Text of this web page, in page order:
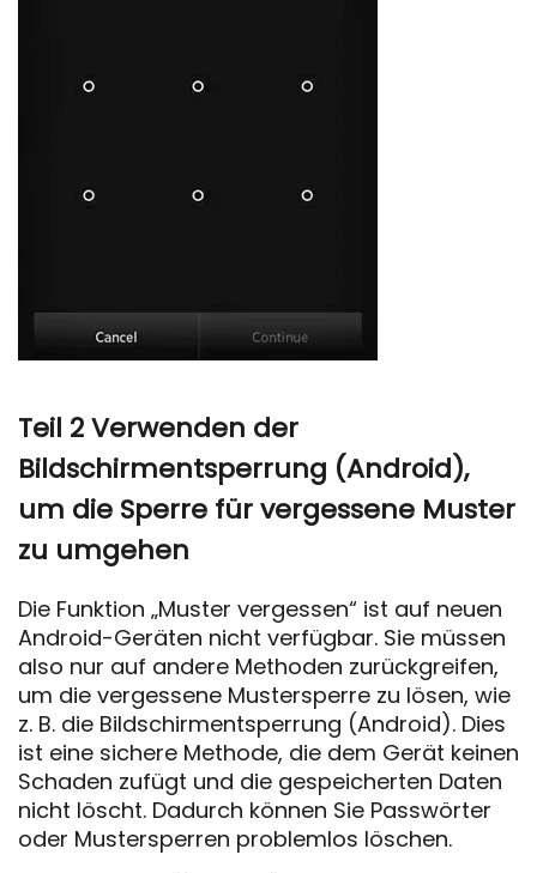
Teil 2 Verwenden der
Bildschirmentsperrung (Android),
um die Sperre für vergessene Muster
zu umgehen
Die Funktion „Muster vergessen“ ist auf neuen
Android-Geräten nicht verfügbar. Sie müssen
also nur auf andere Methoden zurückgreifen,
um die vergessene Mustersperre zu lösen, wie
z. B. die Bildschirmentsperrung (Android). Dies
ist eine sichere Methode, die dem Gerät keinen
Schaden zufügt und die gespeicherten Daten
nicht löscht. Dadurch können Sie Passwörter
oder Mustersperren problemlos löschen.